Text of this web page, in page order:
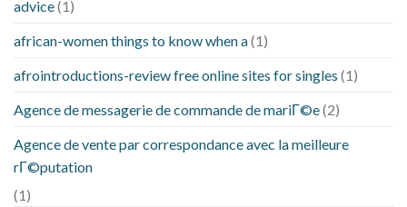
advice(1)
african-women things to know when a(1)
afrointroductions-review free online sites for singles (1)
Agence de messagerie de commande de mariГ©e(2)
Agence de vente par correspondance avec la meilleure
rГ©putation
(1)